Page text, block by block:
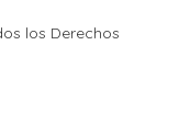
los Derechos